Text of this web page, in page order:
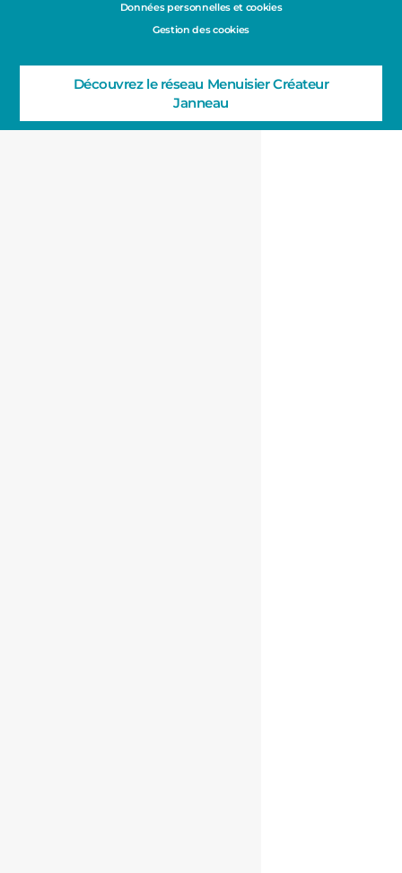
Données personnelles et cookies
Gestion des cookies
Découvrez le réseau Menuisier Créateur
Janneau